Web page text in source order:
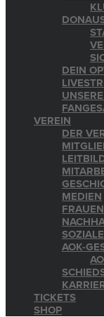
DEIN
VEREIN
DER
MEDIEN
AOK-
TICKETS
SHOP